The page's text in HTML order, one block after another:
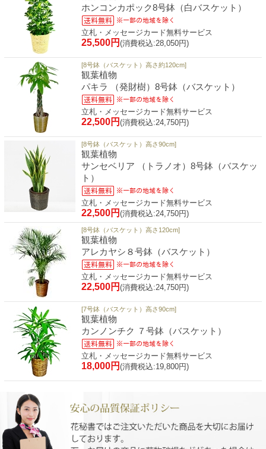
ホンコンカポック8号鉢（白バスケット）
立札・メッセージカード無料サービス
25,500円 (消費税込:28,050円)
[8号鉢（バスケット）高さ約120cm]
観葉植物
パキラ （発財樹）8号鉢（バスケット）
立札・メッセージカード無料サービス
22,500円 (消費税込:24,750円)
[8号鉢（バスケット）高さ90cm]
観葉植物
サンセベリア （トラノオ）8号鉢（バスケッ
ト）
立札・メッセージカード無料サービス
22,500円 (消費税込:24,750円)
[8号鉢（バスケット）高さ120cm]
観葉植物
アレカヤシ８号鉢（バスケット）
立札・メッセージカード無料サービス
22,500円 (消費税込:24,750円)
[7号鉢（バスケット）高さ90cm]
観葉植物
カンノンチク ７号鉢（バスケット）
立札・メッセージカード無料サービス
18,000円 (消費税込:19,800円)